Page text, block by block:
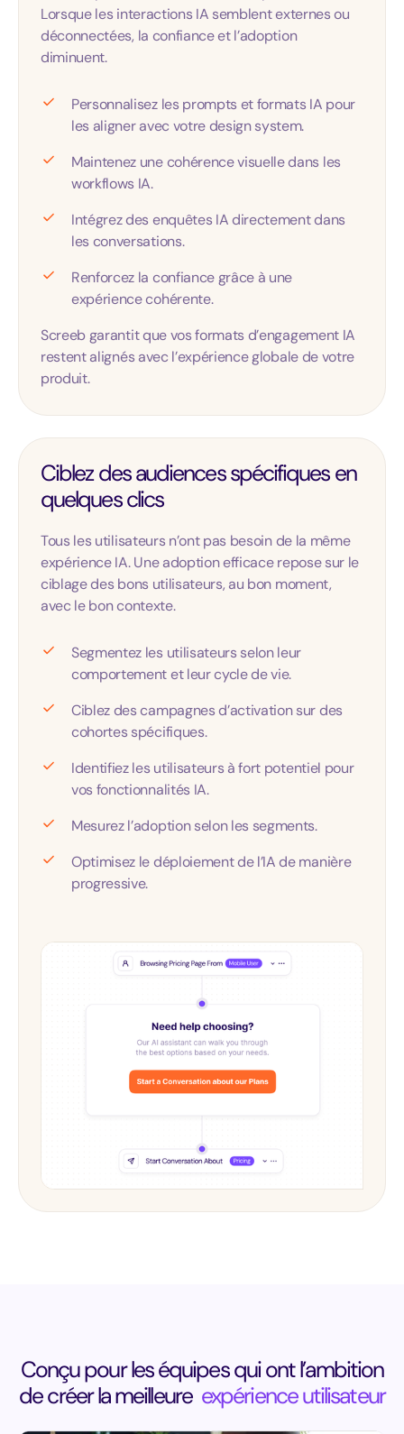
Lorsque les interactions IA semblent externes ou
déconnectées, la confiance et l’adoption
diminuent.
Personnalisez les prompts et formats IA pour
les aligner avec votre design system.
Maintenez une cohérence visuelle dans les
workflows IA.
Intégrez des enquêtes IA directement dans
les conversations.
Renforcez la confiance grâce à une
expérience cohérente.
Screeb garantit que vos formats d’engagement IA
restent alignés avec l’expérience globale de votre
produit.
Ciblez des audiences spécifiques en
quelques clics
Tous les utilisateurs n’ont pas besoin de la même
expérience IA. Une adoption efficace repose sur le
ciblage des bons utilisateurs, au bon moment,
avec le bon contexte.
Segmentez les utilisateurs selon leur
comportement et leur cycle de vie.
Ciblez des campagnes d’activation sur des
cohortes spécifiques.
Identifiez les utilisateurs à fort potentiel pour
vos fonctionnalités IA.
Mesurez l’adoption selon les segments.
Optimisez le déploiement de l’IA de manière
progressive.
Conçu pour les équipes qui ont l’ambition
de créer la meilleure expérience utilisateur